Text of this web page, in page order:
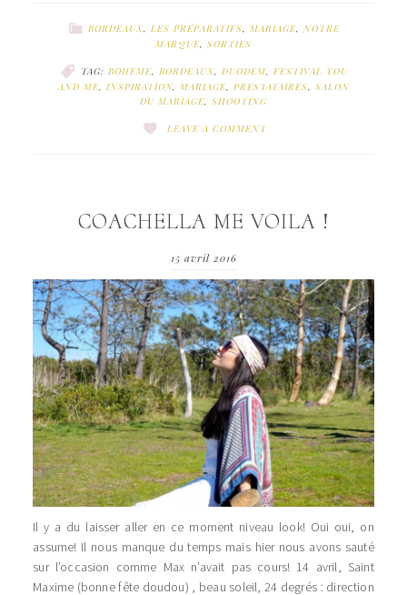
BORDEAUX, LES PRÉPARATIFS, MARIAGE,NOTRE
MARQUE, SORTIES
TAG: BOHEME, BORDEAUX, DUODEM, FESTIVAL YOU
AND ME, INSPIRATION, MARIAGE, PRESTATAIRES, SALON
DU MARIAGE, SHOOTING
LEAVE A COMMENT
COACHELLA ME VOILA !
15 avril 2016
Il y a du laisser aller en ce moment niveau look! Oui oui, on
assume! Il nous manque du temps mais hier nous avons sauté
sur l’occasion comme Max n’avait pas cours! 14 avril, Saint
Maxime (bonne fête doudou) , beau soleil, 24 degrés : direction